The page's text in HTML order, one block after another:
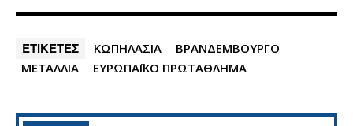
ΕΤΙΚΕΤΕΣ ΚΩΠΗΛΑΣΙΑ
ΒΡΑΝΔΕΜΒΟΥΡΓΟ
ΜΕΤΑΛΛΙΑ
ΕΥΡΩΠΑΪΚΟ ΠΡΩΤΑΘΛΗΜΑ